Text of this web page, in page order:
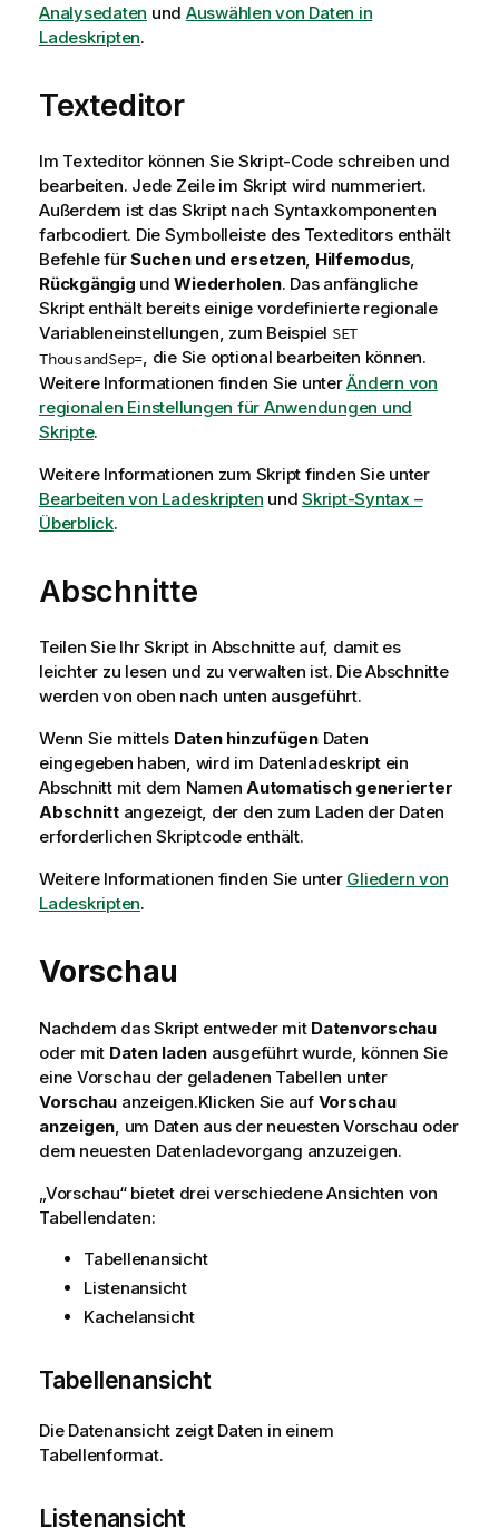
Analysedaten und Auswählen von Daten in
Ladeskripten.
Texteditor
Im Texteditor können Sie Skript-Code schreiben und
bearbeiten. Jede Zeile im Skript wird nummeriert.
Außerdem ist das Skript nach Syntaxkomponenten
farbcodiert. Die Symbolleiste des Texteditors enthält
Befehle fürSuchen und ersetzen, Hilfemodus,
Rückgängig undWiederholen. Das anfängliche
Skript enthält bereits einige vordefinierte regionale
Variableneinstellungen, zum Beispiel SET
ThousandSep=, die Sie optional bearbeiten können.
Weitere Informationen finden Sie unterÄndern von
regionalen Einstellungen für Anwendungen und
Skripte.
Weitere Informationen zum Skript finden Sie unter
Bearbeiten von Ladeskripten und Skript-Syntax –
Überblick.
Abschnitte
Teilen Sie Ihr Skript in Abschnitte auf, damit es
leichter zu lesen und zu verwalten ist. Die Abschnitte
werden von oben nach unten ausgeführt.
Wenn Sie mittels Daten hinzufügenDaten
eingegeben haben, wird im Datenladeskript ein
Abschnitt mit dem Namen Automatisch generierter
Abschnittangezeigt, der den zum Laden der Daten
erforderlichen Skriptcode enthält.
Weitere Informationen finden Sie unter Gliedern von
Ladeskripten.
Vorschau
Nachdem das Skript entweder mit Datenvorschau
oder mit Daten laden ausgeführt wurde, können Sie
eine Vorschau der geladenen Tabellen unter
Vorschau anzeigen.Klicken Sie auf Vorschau
anzeigen , um Daten aus der neuesten Vorschau oder
dem neuesten Datenladevorgang anzuzeigen.
„Vorschau“ bietet drei verschiedene Ansichten von
Tabellendaten:
Tabellenansicht
Listenansicht
Kachelansicht
Tabellenansicht
Die Datenansicht zeigt Daten in einem
Tabellenformat.
Listenansicht